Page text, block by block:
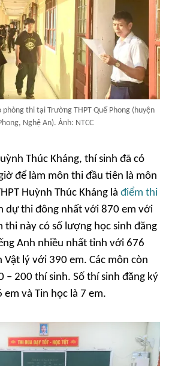
thi tại Trường THPT Quế Phong (huyện
Nghệ An). Ảnh: NTCC
Thúc Kháng, thí sinh đã có
để làm môn thi đầu tiên là môn
Huỳnh Thúc Kháng là điểm thi
dự thi đông nhất với 870 em với
này có số lượng học sinh đăng
Anh nhiều nhất tỉnh với 676
Vật lý với 390 em. Các môn còn
– 200 thí sinh. Số thí sinh đăng ký
em và Tin học là 7 em.